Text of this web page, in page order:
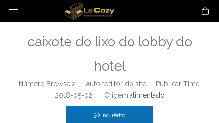
caixote do lixo do lobby do
hotel
Número Browse:2 Autor:editor do site Publicar Time:
2018-05-02 Origem:alimentado
Inquérito